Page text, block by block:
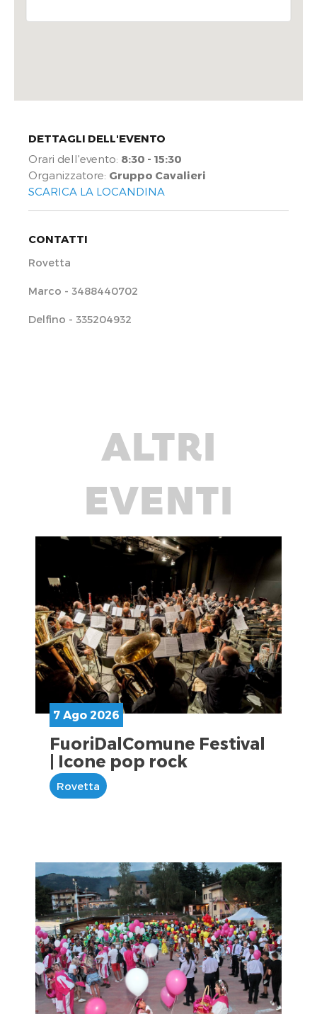
DETTAGLI DELL'EVENTO
Orari dell'evento: 8:30 - 15:30
Organizzatore: Gruppo Cavalieri
SCARICA LA LOCANDINA
CONTATTI
Rovetta
Marco - 3488440702
Delfino - 335204932
ALTRI
EVENTI
7 Ago 2026
FuoriDalComune Festival
| Icone pop rock
Rovetta